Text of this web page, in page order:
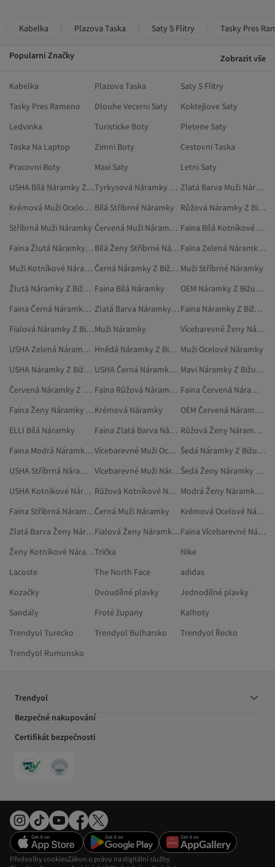
Kabelka Plazova Taska Saty S Flitry Tasky Pres
Popularni Značky Zobrazit vše
Kabelka Plazova Taska
Saty S Flitry
Tasky Pres Rameno
Dlouhe Vecerni Saty
Koktejlove Saty
Ledvinka
Turisticke Boty
Pletene Saty
Taska Na Laptop
Zimni Boty
Cestovni Taska
Pracovni Boty
Maxi Saty
Letni Saty
USHA Bílá Náramky Z Bižuterie
Tyrkysová Náramky Z Bižuterie
Zlatá Barva Muži Náramky Z Bižuterie
Krémová Muži Ocelové Náramky Bílá Stříbrné Náramky
Růžová Náramky Z Bižuterie
Stříbrná Muži Náramky
Červená Muži Náramky Z Bižuterie
Faina Bílá Kotníkové Náramky Z Bižuterie
Faina Žlutá Náramky Z Bižuterie
Bílá Ženy Stříbrné Náramky
Faina Zelená Náramky Z Bižuterie
Muži Kotníkové Náramky Z Bižuterie
Černá Náramky Z Bižuterie Muži Stříbrné Náramky
Žlutá Náramky Z Bižuterie Faina Bílá Náramky
OEM Náramky Z Bižuterie
Faina Černá Náramky Z Bižuterie
Zlatá Barva Náramky Z Bižuterie
Faina Náramky Z Bižuterie
Fialová Náramky Z BižuterieMuži Náramky
Vícebarevné Ženy Náramky Z Bižuterie
USHA Zelená Náramky Z Bižuterie
Hnědá Náramky Z Bižuterie Muži Ocelové Náramky
USHA Náramky Z Bižuterie
USHA Černá Náramky Z Bižuterie
Mavi Náramky Z Bižuterie
Červená Náramky Z Bižuterie
Faina Růžová Náramky Z Bižuterie
Faina Červená Náramky Z Bižuterie
Faina Ženy Náramky Z BižuterieKrémová Náramky
OEM Červená Náramky Z Bižuterie
ELLI Bílá Náramky
Faina Zlatá Barva Náramky Z Bižuterie
Růžová Ženy Náramky Z Bižuterie
Faina Modrá Náramky Z Bižuterie
Vícebarevné Muži Ocelové Náramky
Šedá Náramky Z Bižuterie
USHA Stříbrná Náramky Z Bižuterie
Vícebarevné Muži Náramky
Šedá Ženy Náramky Z Bižuterie
USHA Kotníkové Náramky Z Bižuterie
Růžová Kotníkové Náramky Z Bižuterie
Modrá Ženy Náramky Z Bižuterie
Faina Stříbrná Náramky Z BižuterieČerná Muži Náramky
Krémová Ocelové Náramky
Zlatá Barva Ženy Náramky Z Bižuterie
Fialová Ženy Náramky Z Bižuterie
Faina Vícebarevné Náramky Z Bižuterie
Ženy Kotníkové Náramky Z BižuterieTrička
Nike
Lacoste
The North Face
adidas
Kozačky
Dvoudílné plavky
Jednodílné plavky
Sandály
Froté župany
Kalhoty
Trendyol Turecko
Trendyol Bulharsko
Trendyol Řecko
Trendyol Rumunsko
Trendyol
Bezpečné nakupování
Certifikát bezpečnosti
Předvolby cookiesZákon o právu na digitální služby